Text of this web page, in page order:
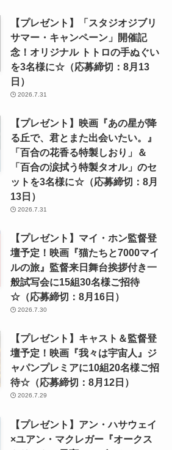
【プレゼント】「スタジオジブリ
サマー・キャンペーン」開催記
念！オリジナル トトロの手ぬぐい
を3名様に☆（応募締切：8月13
日）
2026.7.31
【プレゼント】映画『あの星が降
る丘で、君とまた出会いたい。』
「百合の花香る特製しおり」＆
「百合の涙拭う特製タオル」のセ
ットを3名様に☆（応募締切：8月
13日）
2026.7.31
【プレゼント】マイ・ホン監督登
壇予定！映画『猫たちと7000マイ
ルの旅』監督来日舞台挨拶付き一
般試写会に15組30名様ご招待
☆（応募締切：8月16日）
2026.7.30
【プレゼント】キャスト＆監督登
壇予定！映画『我々は宇宙人』ジ
ャパンプレミアに10組20名様ご招
待☆（応募締切：8月12日）
2026.7.29
【プレゼント】アン・ハサウェイ
×ユアン・マクレガー『オークス